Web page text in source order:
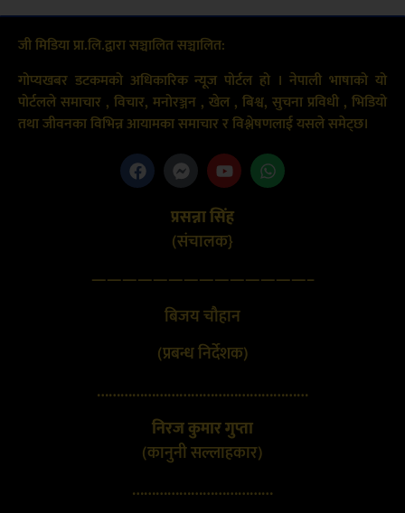
जी मिडिया प्रा.लि.द्वारा सञ्चालित सञ्चालित:
गोप्यखबर डटकमको अधिकारिक न्यूज पोर्टल हो । नेपाली भाषाको यो
पोर्टलले समाचार , विचार, मनोरञ्जन , खेल , बिश्व, सुचना प्रविधी , भिडियो
तथा जीवनका विभिन्न आयामका समाचार र विश्लेषणलाई यसले समेट्छ।
प्रसन्ना सिंह
(संचालक}
——————————————–
बिजय चौहान
(प्रबन्ध निर्देशक)
………………………………………………
निरज कुमार गुप्ता
(कानुनी सल्लाहकार)
………………………………